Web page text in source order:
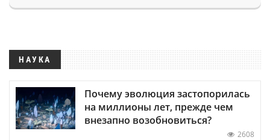
НАУКА
Почему эволюция застопорилась
на миллионы лет, прежде чем
внезапно возобновиться?
2608